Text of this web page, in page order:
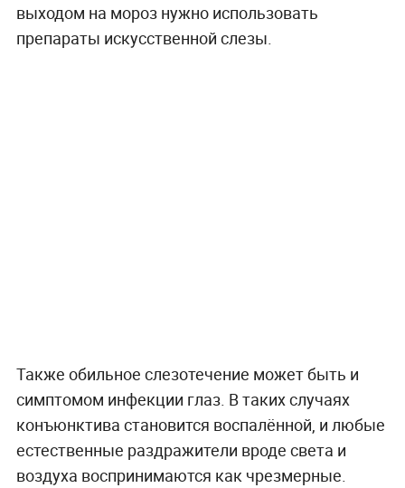
выходом на мороз нужно использовать
препараты искусственной слезы.
Также обильное слезотечение может быть и
симптомом инфекции глаз. В таких случаях
конъюнктива становится воспалённой, и любые
естественные раздражители вроде света и
воздуха воспринимаются как чрезмерные.